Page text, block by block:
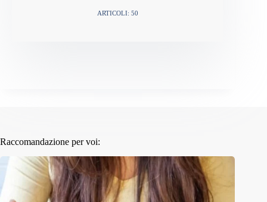
ARTICOLI: 50
Raccomandazione per voi: